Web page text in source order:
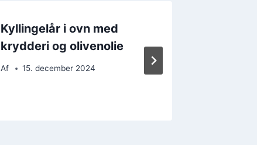
Kyllingelår i ovn med
krydderi og olivenolie
Af 15. december 2024